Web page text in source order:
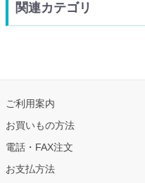
関連カテゴリ
ご利用案内
お買いもの方法
電話・FAX注文
お支払方法